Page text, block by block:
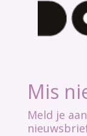
Mis
Meld je